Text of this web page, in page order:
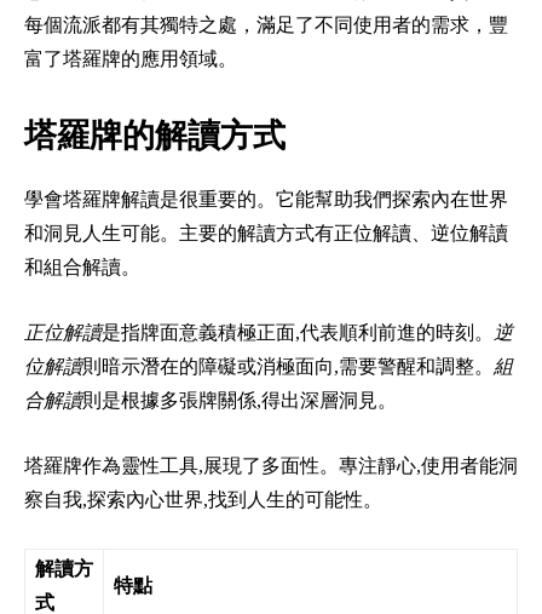
每個流派都有其獨特之處，滿足了不同使用者的需求，豐
富了塔羅牌的應用領域。
塔羅牌的解讀方式
學會塔羅牌解讀是很重要的。它能幫助我們探索內在世界
和洞見人生可能。主要的解讀方式有正位解讀、逆位解讀
和組合解讀。
正位解讀是指牌面意義積極正面,代表順利前進的時刻。
逆
位解讀則暗示潛在的障礙或消極面向,需要警醒和調整。 組
合解讀則是根據多張牌關係,得出深層洞見。
塔羅牌作為靈性工具,展現了多面性。專注靜心,使用者能洞
察自我,探索內心世界,找到人生的可能性。
解讀方
式
特點